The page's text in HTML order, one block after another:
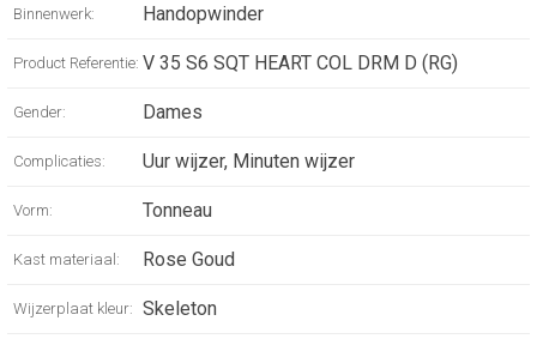
Binnenwerk: Handopwinder
Product Referentie: V 35 S6 SQT HEART COL DRM D (RG)
Gender: Dames
Complicaties: Uur wijzer, Minuten wijzer
Vorm: Tonneau
Kast materiaal: Rose Goud
Wijzerplaat kleur: Skeleton